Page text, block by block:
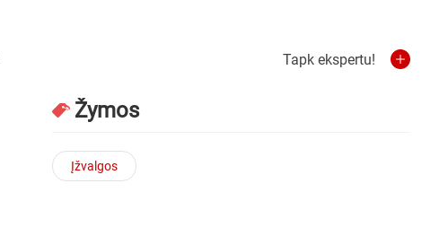
Tapk ekspertu!
Žymos
Įžvalgos